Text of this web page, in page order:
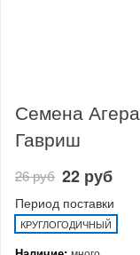
Семена
Гавриш
26 руб 22 руб
Период поставки
КРУГЛОГОДИЧНЫЙ